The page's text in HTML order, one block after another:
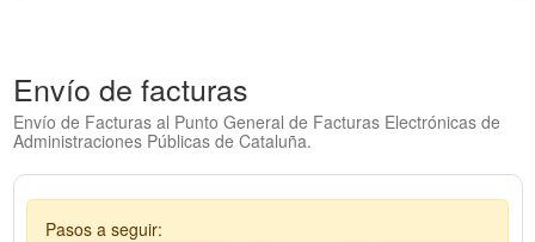
Envío de facturas
Envío de Facturas al Punto General de Facturas Electrónicas de
Administraciones Públicas de Cataluña.
Pasos a seguir: